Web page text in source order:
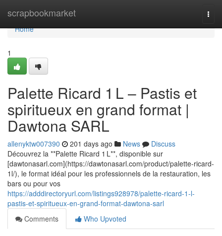
scrapbookmarket
Home
Home
1
Palette Ricard 1 L – Pastis et
spiritueux en grand format |
Dawtona SARL
allenyktw007390 201 days ago News
Discuss
Découvrez la **Palette Ricard 1 L**, disponible sur
[dawtonasarl.com](https://dawtonasarl.com/product/palette-ricard-
1l/), le format idéal pour les professionnels de la restauration, les
bars ou pour vos
https://adddirectoryurl.com/listings928978/palette-ricard-1-l-
pastis-et-spiritueux-en-grand-format-dawtona-sarl
Comments
Who Upvoted